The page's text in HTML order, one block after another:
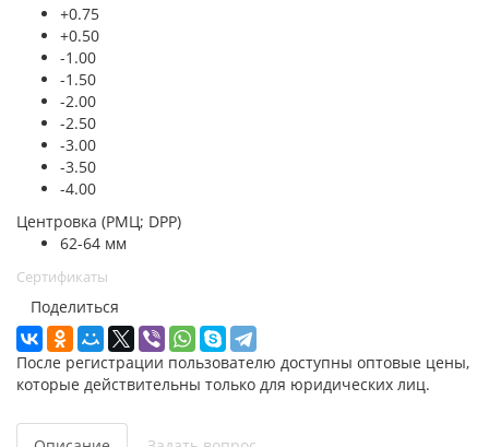
+0.75
+0.50
-1.00
-1.50
-2.00
-2.50
-3.00
-3.50
-4.00
Центровка (РМЦ; DPP)
62-64 мм
Сертификаты
Поделиться
После регистрации пользователю доступны оптовые цены,
которые действительны только для юридических лиц.